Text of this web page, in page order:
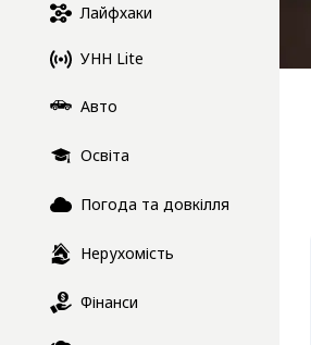
Лайфхаки
УНН Lite
Авто
Освіта
Погода та довкілля
Нерухомість
Фінанси